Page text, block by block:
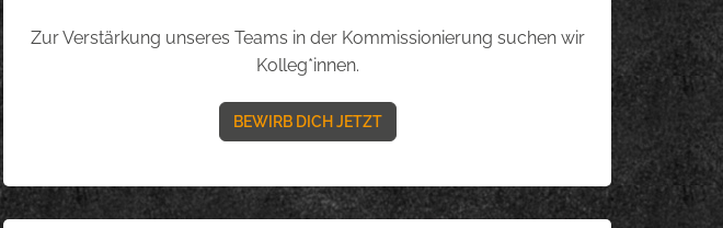
Zur Verstärkung unseres Teams in der Kommissionierung suchen wir
Kolleg*innen.
BEWIRB DICH JETZT